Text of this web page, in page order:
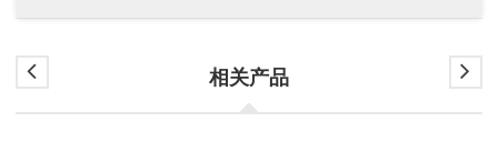
相关产品